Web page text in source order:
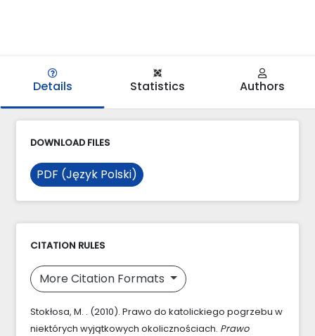
Details Statistics Authors
DOWNLOAD FILES
PDF (Język Polski)
CITATION RULES
More Citation Formats
Stokłosa, M. . (2010). Prawo do katolickiego pogrzebu w
niektórych wyjątkowych okolicznościach. Prawo